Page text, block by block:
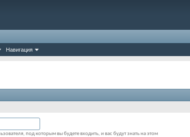
Навигация
под которым вы будете входить, и вас будут знать на этом